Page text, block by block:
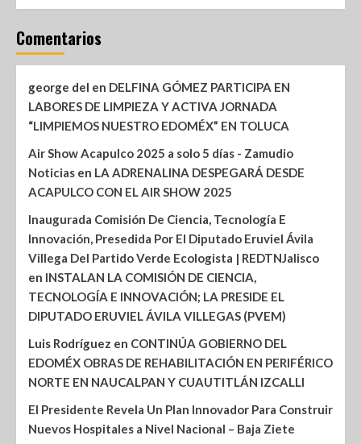
Comentarios
george del en DELFINA GÓMEZ PARTICIPA EN
LABORES DE LIMPIEZA Y ACTIVA JORNADA
“LIMPIEMOS NUESTRO EDOMÉX” EN TOLUCA
Air Show Acapulco 2025 a solo 5 días - Zamudio
Noticias en LA ADRENALINA DESPEGARÁ DESDE
ACAPULCO CON EL AIR SHOW 2025
Inaugurada Comisión De Ciencia, Tecnología E
Innovación, Presedida Por El Diputado Eruviel Ávila
Villega Del Partido Verde Ecologista | REDTNJalisco
en INSTALAN LA COMISIÓN DE CIENCIA,
TECNOLOGÍA E INNOVACIÓN; LA PRESIDE EL
DIPUTADO ERUVIEL ÁVILA VILLEGAS (PVEM)
Luis Rodríguez en CONTINÚA GOBIERNO DEL
EDOMÉX OBRAS DE REHABILITACIÓN EN PERIFÉRICO
NORTE EN NAUCALPAN Y CUAUTITLÁN IZCALLI
El Presidente Revela Un Plan Innovador Para Construir
Nuevos Hospitales a Nivel Nacional – Baja Ziete